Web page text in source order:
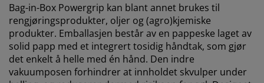
Bag-in-Box Powergrip kan blant annet brukes til
rengjøringsprodukter, oljer og (agro)kjemiske
produkter. Emballasjen består av en pappeske laget av
solid papp med et integrert tosidig håndtak, som gjør
det enkelt å helle med én hånd. Den indre
vakuumposen forhindrer at innholdet skvulper under